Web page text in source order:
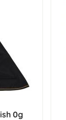
0g